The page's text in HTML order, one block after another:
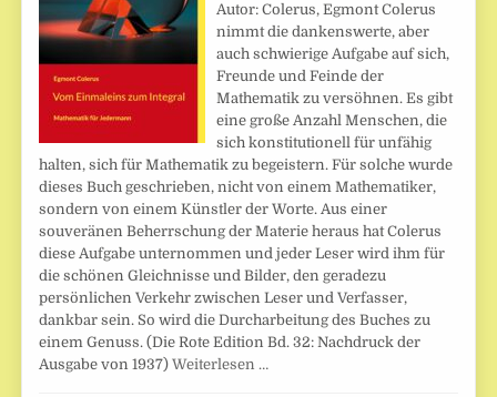
Autor: Colerus, Egmont Colerus
nimmt die dankenswerte, aber
auch schwierige Aufgabe auf sich,
Freunde und Feinde der
Mathematik zu versöhnen. Es gibt
eine große Anzahl Menschen, die
sich konstitutionell für unfähig
halten, sich für Mathematik zu begeistern. Für solche wurde
dieses Buch geschrieben, nicht von einem Mathematiker,
sondern von einem Künstler der Worte. Aus einer
souveränen Beherrschung der Materie heraus hat Colerus
diese Aufgabe unternommen und jeder Leser wird ihm für
die schönen Gleichnisse und Bilder, den geradezu
persönlichen Verkehr zwischen Leser und Verfasser,
dankbar sein. So wird die Durcharbeitung des Buches zu
einem Genuss. (Die Rote Edition Bd. 32: Nachdruck der
Ausgabe von 1937)Weiterlesen …